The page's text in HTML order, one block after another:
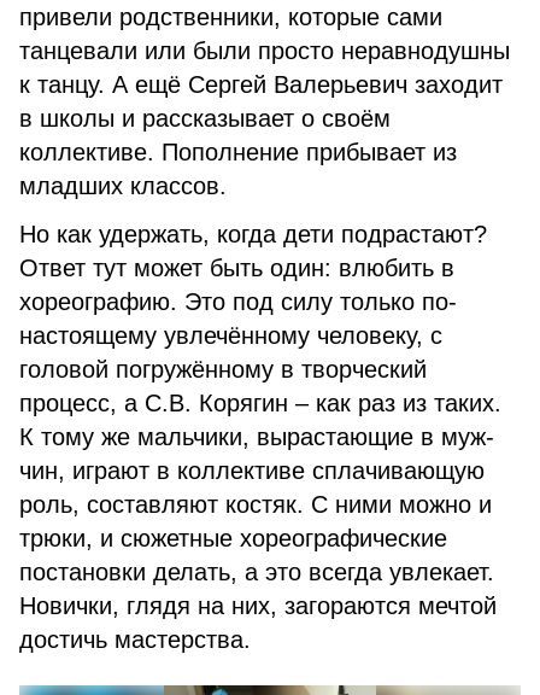
привели родственники, ко­торые сами
танцевали или были просто неравнодушны
к танцу. А ещё Сергей Валерьевич заходит
в школы и рассказывает о своём
коллективе. Пополнение прибы­вает из
младших классов.
Но как удержать, когда дети подрастают?
Ответ тут может быть один: влюбить в
хореогра­фию. Это под силу только по-
настоящему увлечённому чело­веку, с
головой погружённому в творческий
процесс, а С.В. Коря­гин – как раз из таких.
К тому же мальчики, вырастающие в муж­
чин, играют в коллективе сплачи­вающую
роль, составляют костяк. С ними можно и
трюки, и сюжет­ные хореографические
постанов­ки делать, а это всегда увлекает.
Новички, глядя на них, загораются мечтой
достичь мастерства.